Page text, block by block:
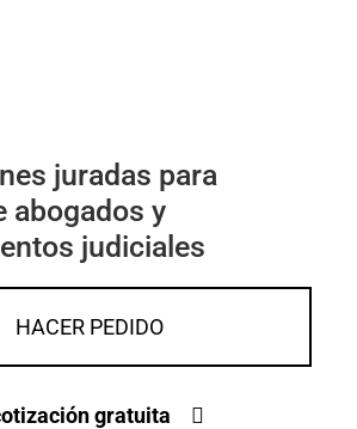
juradas para
abogados y
judiciales
HACER PEDIDO
gratuita